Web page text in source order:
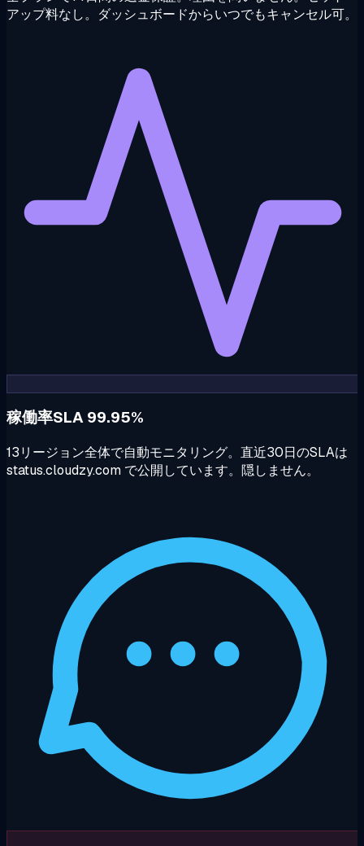
アップ料なし。ダッシュボードからいつでもキャンセル可。
稼働率SLA 99.95%
13リージョン全体で自動モニタリング。直近30日のSLAは
status.cloudzy.com で公開しています。隠しません。